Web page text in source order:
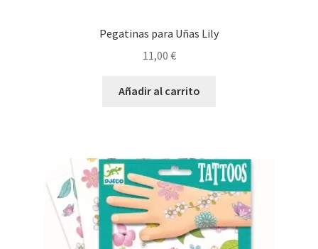
Pegatinas para Uñas Lily
11,00 €
Añadir al carrito